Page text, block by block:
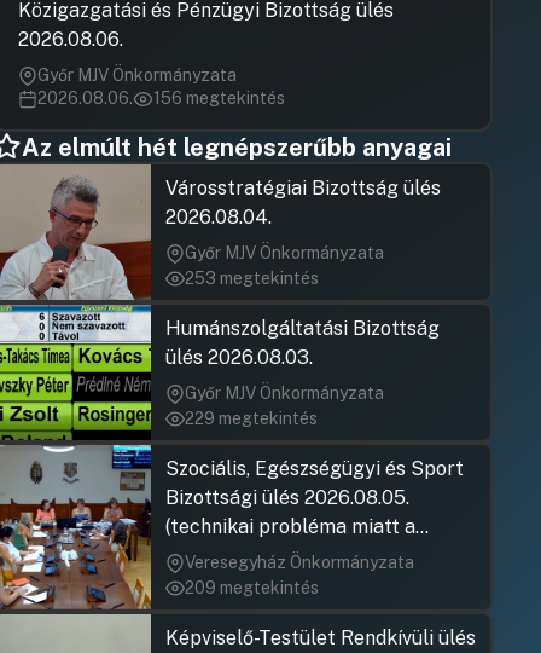
Közigazgatási és Pénzügyi Bizottság ülés
2026.08.06.
Győr MJV Önkormányzata
2026.08.06.
156 megtekintés
Az elmúlt hét legnépszerűbb anyagai
Városstratégiai Bizottság ülés
2026.08.04.
Győr MJV Önkormányzata
253 megtekintés
Humánszolgáltatási Bizottság
ülés 2026.08.03.
Győr MJV Önkormányzata
229 megtekintés
Szociális, Egészségügyi és Sport
Bizottsági ülés 2026.08.05.
(technikai probléma miatt a
jegyzőkönyv elfogadása nem
rögzült)
Veresegyház Önkormányzata
209 megtekintés
Képviselő-Testület Rendkívüli ülés